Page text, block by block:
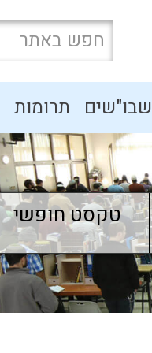
שבו"שים תרומות